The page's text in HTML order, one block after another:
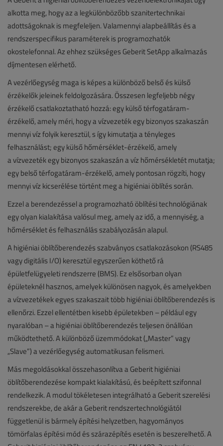
alkotta meg, hogy az a legkülönbözőbb szanitertechnikai
adottságoknak is megfeleljen. Valamennyi alapbeállítás és a
rendszerspecifikus paraméterek is programozhatók
okostelefonnal. Az ehhez szükséges Geberit SetApp alkalmazás
díjmentesen elérhető.
A vezérlőegység maga is képes a különböző belső és külső
érzékelők jeleinek feldolgozására. Összesen legfeljebb négy
érzékelő csatlakoztatható hozzá: egy külső térfogatáram-
érzékelő, amely méri, hogy a vízvezeték egy bizonyos szakaszán
mennyi víz folyik keresztül, s így kimutatja a tényleges
felhasználást; egy külső hőmérséklet-érzékelő, amely
a vízvezeték egy bizonyos szakaszán a víz hőmérsékletét mutatja;
egy belső térfogatáram-érzékelő, amely pontosan rögzíti, hogy
mennyi víz kicserélése történt meg a higiéniai öblítés során.
Ezzel a berendezéssel a programozható öblítési technológiának
egy olyan kialakítása valósul meg, amely az idő, a mennyiség, a
hőmérséklet és felhasználás szabályozásán alapul.
A higiéniai öblítőberendezés szabványos csatlakozásokon (RS485
vagy digitális I/O) keresztül egyszerűen köthető rá
épületfelügyeleti rendszerre (BMS). Ez elsősorban olyan
épületeknél hasznos, amelyek különösen nagyok, és amelyekben
a vízvezetékek egyes szakaszait több higiéniai öblítőberendezés is
ellenőrzi. Ezzel ellentétben kisebb épületekben – például egy
nyaralóban – a higiéniai öblítőberendezés teljesen önállóan
működtethető. A különböző üzemmódokat („Master” vagy
„Slave”) a vezérlőegység automatikusan felismeri.
Más megoldásokkal összehasonlítva a Geberit higiéniai
öblítőberendezése kompakt kialakítású, és beépített szifonnal
rendelkezik. A modul tökéletesen integrálható a Geberit szerelési
rendszerekbe, de akár a Geberit rendszertechnológiától
függetlenül is bármely építési helyzetben, hagyományos
tömörfalas építési mód és szárazépítés esetén is beszerelhető. A